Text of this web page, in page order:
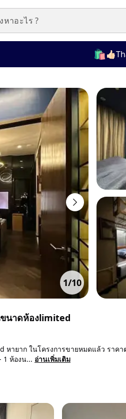
1/10
นาดห้องlimited
หายาก ในโครงการขายหมดแล้ว ราค
1 ห้องน... อ่านเพิ่มเติม